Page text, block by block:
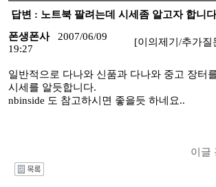
답변 : 노트북 팔려는데 시세좀 알고자 합니
폰생폰사
2007/06/09
19:27
[이의제기/추가질
일반적으로 다나와 신품과 다나와 중고 장터
시세를 알듯합니다.
nbinside 도 참고하시면 좋을듯 하네요..
이글